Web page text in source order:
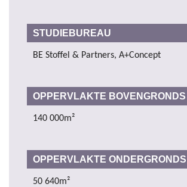
STUDIEBUREAU
BE Stoffel & Partners, A+Concept
OPPERVLAKTE BOVENGRONDS
140 000m²
OPPERVLAKTE ONDERGRONDS
50 640m²